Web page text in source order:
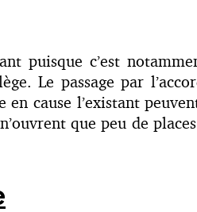
puisque c’est
Le passage par
cause l’existant
que peu de